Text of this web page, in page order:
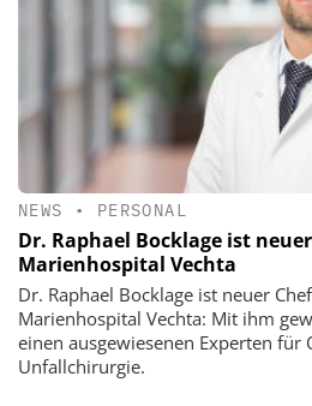
NEWS • PERSONAL
Dr. Raphael Bocklage ist
Marienhospital Vechta
Dr. Raphael Bocklage ist neuer
Marienhospital Vechta: Mit ihm
einen ausgewiesenen Experten für
Unfallchirurgie.